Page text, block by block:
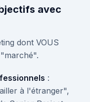
avec
dont VOUS
:
à l'étranger",